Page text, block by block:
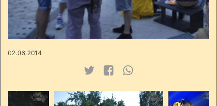
02.06.2014